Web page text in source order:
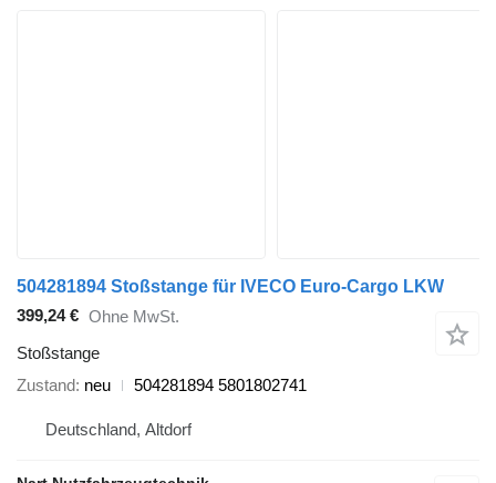
504281894 Stoßstange für IVECO Euro-Cargo LKW
399,24 € Ohne MwSt.
Stoßstange
Zustand neu 504281894 5801802741
Deutschland, Altdorf